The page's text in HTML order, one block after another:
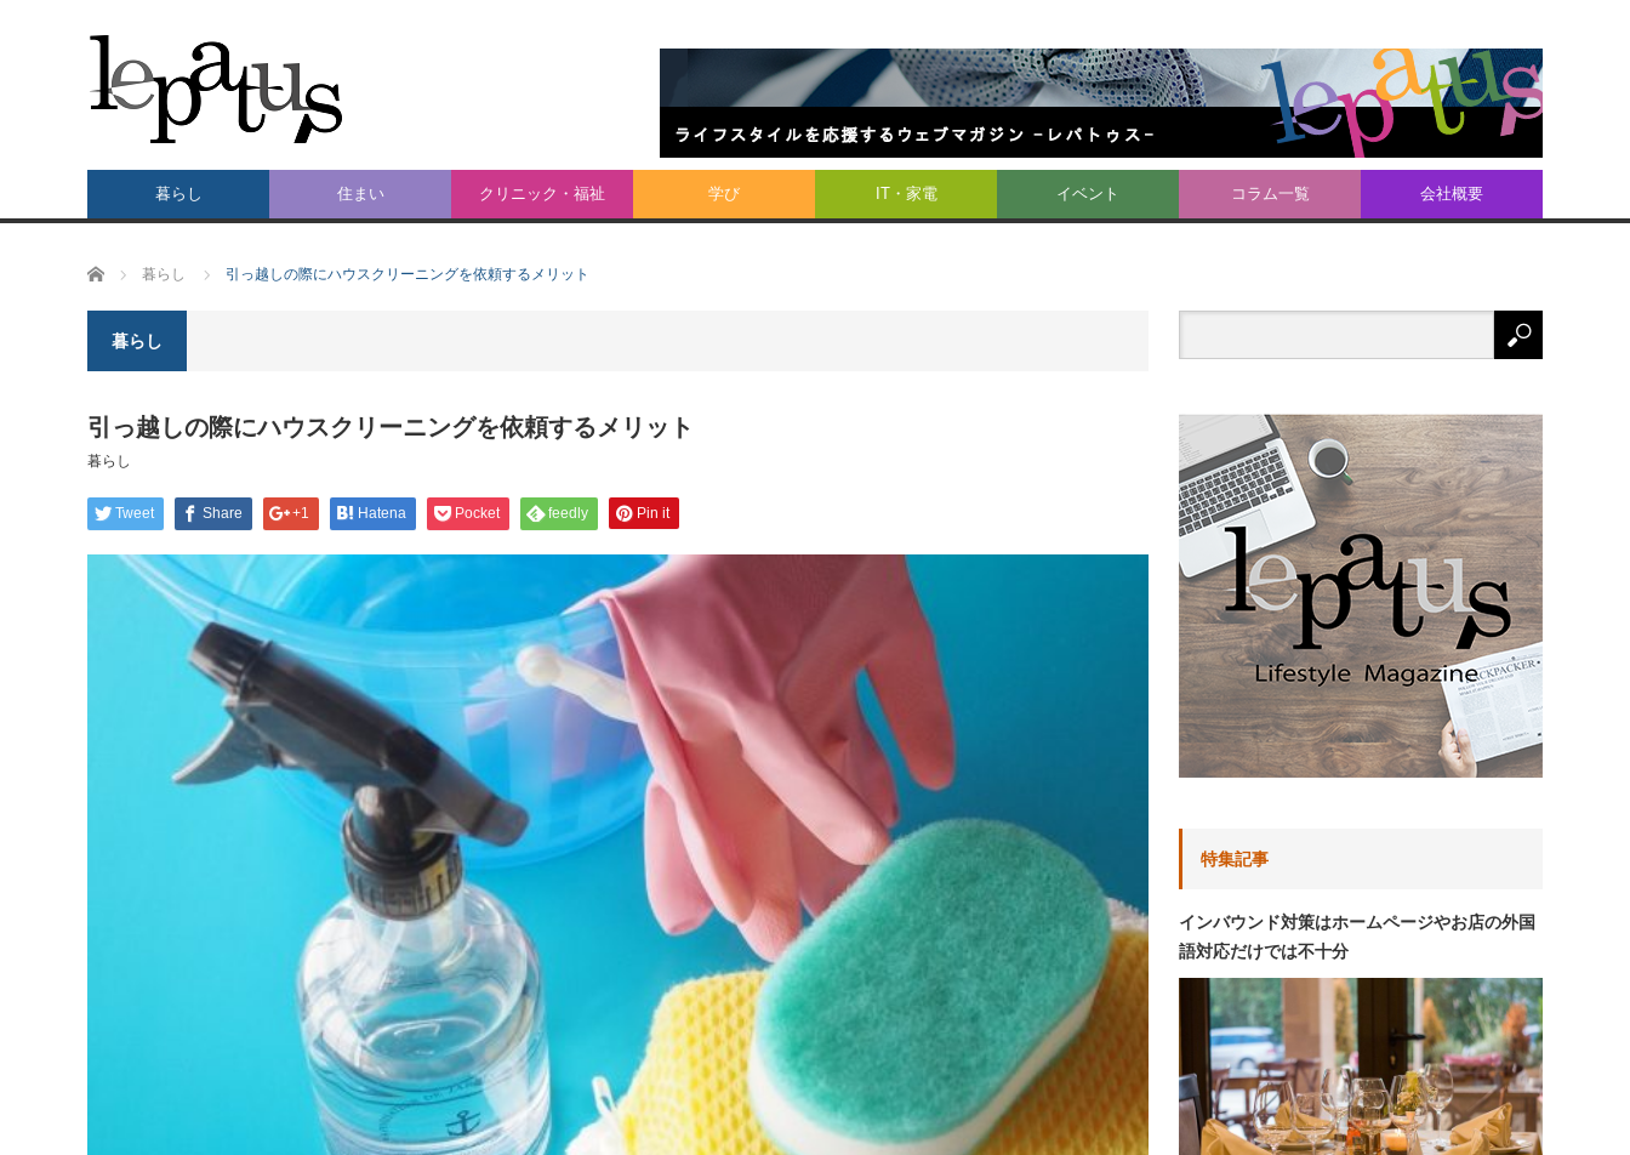
暮らし 住まい クリニック・福祉 学び IT・家電 イベント コラム一覧 会社概要
ホーム 暮らし 引っ越しの際にハウスクリーニングを依頼するメリット
暮らし
引っ越しの際にハウスクリーニングを依頼するメリット
暮らし
Tweet Share +1 Hatena Pocket feedly Pin it
特集記事
インバウンド対策はホームページやお店の外国
語対応だけでは不十分